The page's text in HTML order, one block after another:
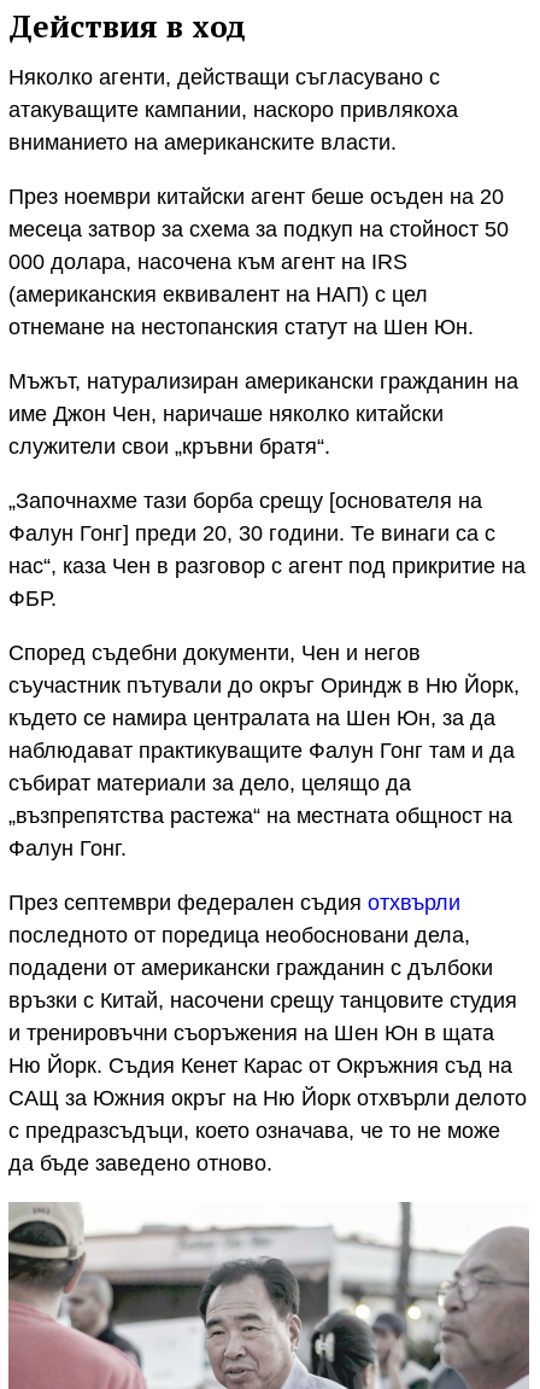
Действия в ход
Няколко агенти, действащи съгласувано с
атакуващите кампании, наскоро привлякоха
вниманието на американските власти.
През ноември китайски агент беше осъден на 20
месеца затвор за схема за подкуп на стойност 50
000 долара, насочена към агент на IRS
(американския еквивалент на НАП) с цел
отнемане на нестопанския статут на Шен Юн.
Мъжът, натурализиран американски гражданин на
име Джон Чен, наричаше няколко китайски
служители свои „кръвни братя“.
„Започнахме тази борба срещу [основателя на
Фалун Гонг] преди 20, 30 години. Те винаги са с
нас“, каза Чен в разговор с агент под прикритие на
ФБР.
Според съдебни документи, Чен и негов
съучастник пътували до окръг Ориндж в Ню Йорк,
където се намира централата на Шен Юн, за да
наблюдават практикуващите Фалун Гонг там и да
събират материали за дело, целящо да
„възпрепятства растежа“ на местната общност на
Фалун Гонг.
През септември федерален съдия отхвърли
последното от поредица необосновани дела,
подадени от американски гражданин с дълбоки
връзки с Китай, насочени срещу танцовите студия
и тренировъчни съоръжения на Шен Юн в щата
Ню Йорк. Съдия Кенет Карас от Окръжния съд на
САЩ за Южния окръг на Ню Йорк отхвърли делото
с предразсъдъци, което означава, че то не може
да бъде заведено отново.